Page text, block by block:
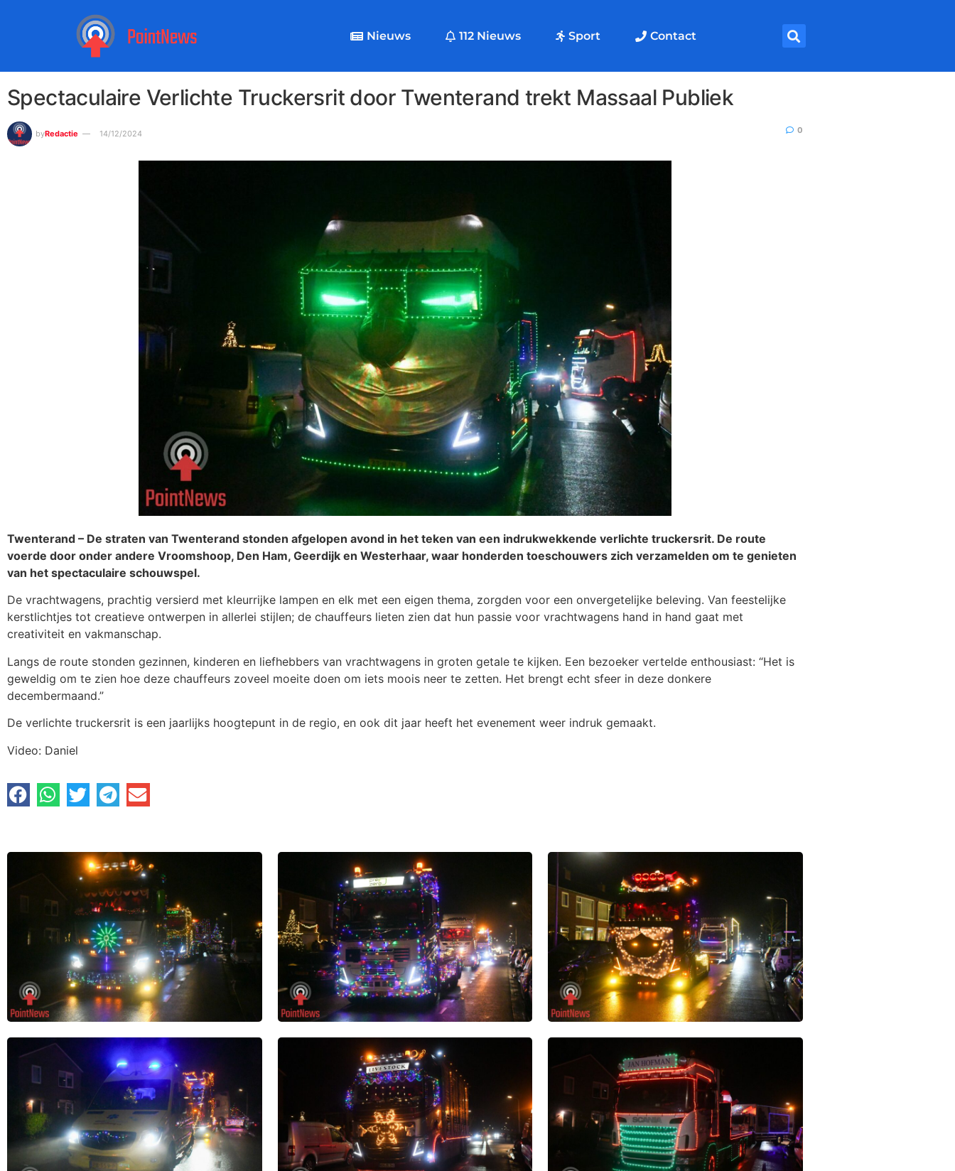
Nieuws 112 Nieuws Sport Contact
Spectaculaire Verlichte Truckersrit door Twenterand trekt Massaal Publiek
byRedactie 14/12/2024 0
Twenterand – De straten van Twenterand stonden afgelopen avond in het teken van een indrukwekkende verlichte truckersrit. De route
voerde door onder andere Vroomshoop, Den Ham, Geerdijk en Westerhaar, waar honderden toeschouwers zich verzamelden om te genieten
van het spectaculaire schouwspel.
De vrachtwagens, prachtig versierd met kleurrijke lampen en elk met een eigen thema, zorgden voor een onvergetelijke beleving. Van feestelijke
kerstlichtjes tot creatieve ontwerpen in allerlei stijlen; de chauffeurs lieten zien dat hun passie voor vrachtwagens hand in hand gaat met
creativiteit en vakmanschap.
Langs de route stonden gezinnen, kinderen en liefhebbers van vrachtwagens in groten getale te kijken. Een bezoeker vertelde enthousiast: “Het is
geweldig om te zien hoe deze chauffeurs zoveel moeite doen om iets moois neer te zetten. Het brengt echt sfeer in deze donkere
decembermaand.”
De verlichte truckersrit is een jaarlijks hoogtepunt in de regio, en ook dit jaar heeft het evenement weer indruk gemaakt.
Video: Daniel